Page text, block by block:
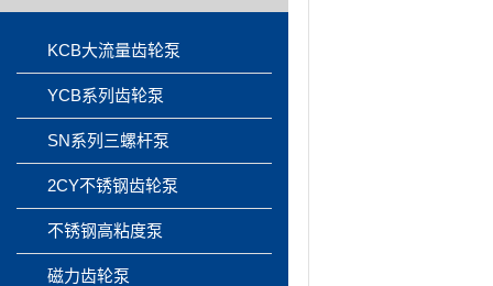
KCB大流量齿轮泵
YCB系列齿轮泵
SN系列三螺杆泵
2CY不锈钢齿轮泵
不锈钢高粘度泵
磁力齿轮泵